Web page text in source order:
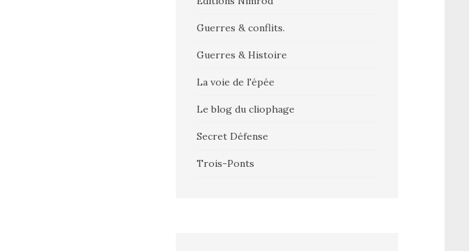
Guerres & conflits.
Guerres & Histoire
La voie de l'épée
Le blog du cliophage
Secret Défense
Trois-Ponts